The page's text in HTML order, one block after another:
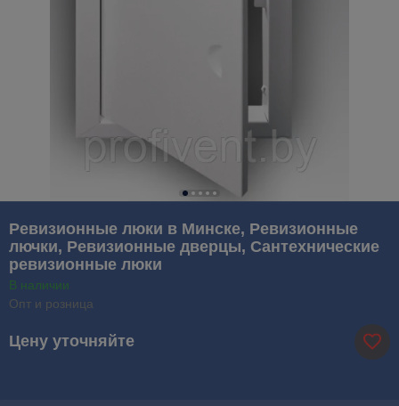
Ревизионные люки в Минске, Ревизионные
лючки, Ревизионные дверцы, Сантехнические
ревизионные люки
В наличии
Опт и розница
Цену уточняйте